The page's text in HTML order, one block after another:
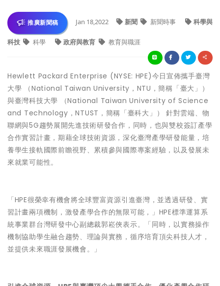
推廣新聞稿 Jan 18,2022 新聞 新聞時事 科學與
科技 科學 政府與教育 教育與職涯
Hewlett Packard Enterprise (NYSE: HPE)今日宣佈攜手臺灣
大學 （National Taiwan University，NTU，簡稱「臺大」）
與臺灣科技大學 （National Taiwan University of Science
and Technology，NTUST，簡稱「臺科大」） 針對雲端、物
聯網與5G趨勢展開先進技術研發合作，同時，也與雙校簽訂產學
合作實習計畫，期藉全球技術資源，深化臺灣產學研發能量，培
養學生接軌國際前瞻視野、累積參與國際專案經驗，以及發展未
來就業可能性。
「HPE很榮幸有機會將全球豐富資源引進臺灣，並透過研發、實
習計畫兩項機制，激發產學合作的無限可能，」HPE標準運算系
統事業群台灣研發中心副總裁郭崧俠表示。「同時，以實務操作
機制協助學生融合趨勢、理論與實務，循序培育頂尖科技人才，
並提供未來職涯發展機會。」